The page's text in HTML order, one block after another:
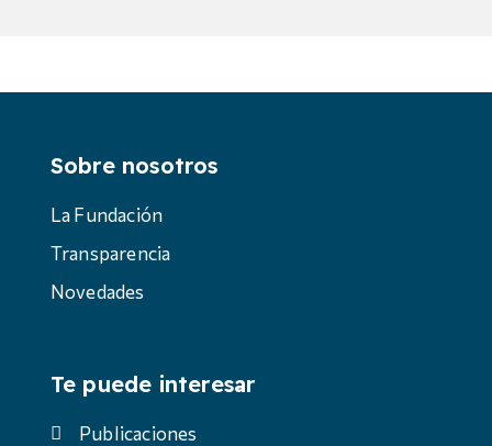
Sobre nosotros
La Fundación
Transparencia
Novedades
Te puede interesar
Publicaciones